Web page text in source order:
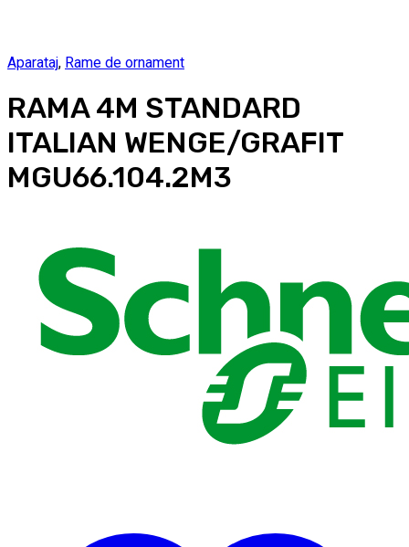
Aparataj, Rame de ornament
RAMA 4M STANDARD
ITALIAN WENGE/GRAFIT
MGU66.104.2M3